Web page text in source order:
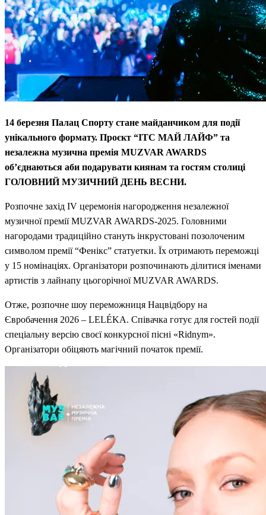
14 березня Палац Спорту стане майданчиком для події
унікального формату. Проєкт “ІТС МАЙ ЛАЙФ” та
незалежна музична премія MUZVAR AWARDS
об’єднаються аби подарувати киянам та гостям столиці
ГОЛОВНИЙ МУЗИЧНИЙ ДЕНЬ ВЕСНИ.
Розпочне захід IV церемонія нагородження незалежної
музичної премії MUZVAR AWARDS-2025. Головними
нагородами традиційно стануть інкрустовані позолоченим
символом премії “Фенікс” статуетки. Їх отримають переможці
у 15 номінаціях. Організатори розпочинають ділитися іменами
артистів з лайнапу цьогорічної MUZVAR AWARDS.
Отже, розпочне шоу переможниця Нацвідбору на
Євробачення 2026 – LELÉKA. Співачка готує для гостей події
спеціальну версію своєї конкурсної пісні «Ridnym».
Організатори обіцяють магічний початок премії.